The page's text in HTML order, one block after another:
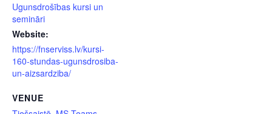
Ugunsdrošības kursi un
semināri
Website:
https://fnserviss.lv/kursi-
160-stundas-ugunsdrosiba-
un-aizsardziba/
VENUE